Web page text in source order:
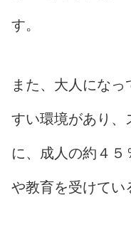
す。
また、大人にな
すい環境があり、
に、成人の約４
や教育を受けてい